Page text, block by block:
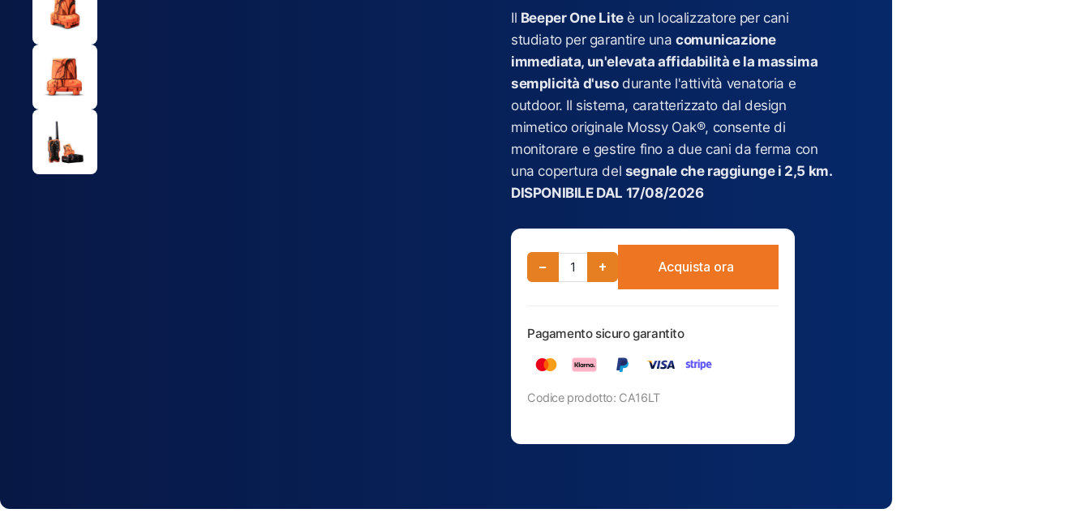
Il Beeper One Liteè un localizzatore per cani
studiato per garantire unacomunicazione
immediata, un'elevata affidabilità e la massima
semplicità d'usodurante l'attività venatoria e
outdoor. Il sistema, caratterizzato dal design
mimetico originale Mossy Oak®, consente di
monitorare e gestire fino a due cani da ferma con
una copertura del segnale che raggiunge i 2,5 km.
DISPONIBILE DAL 17/08/2026
− + Acquista ora
Pagamento sicuro garantito
Codice prodotto: CA16LT